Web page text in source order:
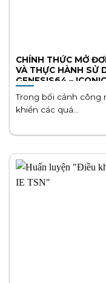
CHÍNH THỨC MỞ
VÀ THỰC HÀNH SỬ
GENESIS64 –
Trong bối cảnh công
khiển các quá...